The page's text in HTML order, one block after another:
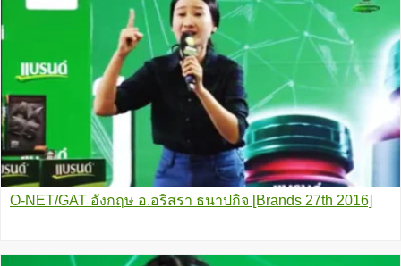
O-NET/GAT อังกฤษ อ.อริสรา ธนาปกิจ [Brands 27th 2016]